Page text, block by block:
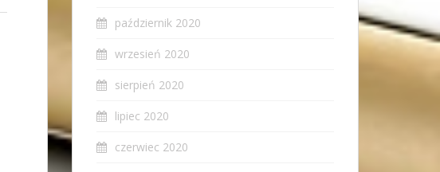
październik 2020
wrzesień 2020
sierpień 2020
lipiec 2020
czerwiec 2020